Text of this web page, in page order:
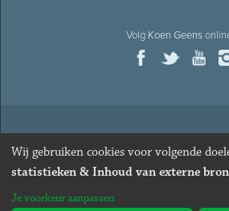
Volg Koen Geens
© 2026Oud-minister en ere-
· Alle rechten voorbehouden ·
Webdesign&website ontwikkelingdoor
Wij gebruiken cookies voor volgende
statistieken & Inhoud van externe
Je voorkeur aanpassen